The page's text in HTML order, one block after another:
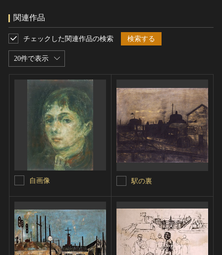
関連作品
20件で表示
チェックした関連作品の検索 検索する
自画像 駅の裏